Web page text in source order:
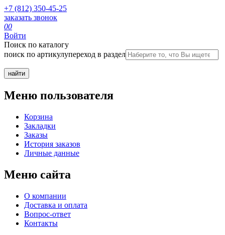
+7 (812) 350-45-25
заказать звонок
00
Войти
Поиск по каталогу
поиск по артикулупереход в раздел
Меню пользователя
Корзина
Закладки
Заказы
История заказов
Личные данные
Меню сайта
О компании
Доставка и оплата
Вопрос-ответ
Контакты